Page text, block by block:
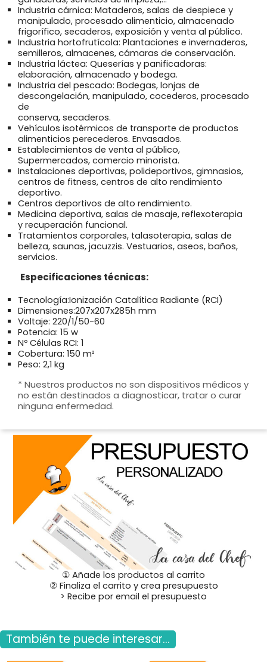
Industria cárnica: Mataderos, salas de despiece y
manipulado, procesado alimenticio, almacenado
frigorífico, secaderos, exposición y venta al público.
Industria hortofrutícola: Plantaciones e invernaderos,
semilleros, almacenes, cámaras de conservación.
Industria láctea: Queserías y panificadoras:
elaboración, almacenado y bodega.
Industria del pescado: Bodegas, lonjas de
descongelación, manipulado, cocederos, procesado
de
conserva, secaderos.
Vehículos isotérmicos de transporte de productos
alimenticios perecederos. Envasados.
Establecimientos de venta al público,
Supermercados, comercio minorista.
Instalaciones deportivas, polideportivos, gimnasios,
centros de fitness, centros de alto rendimiento
deportivo.
Centros deportivos de alto rendimiento.
Medicina deportiva, salas de masaje, reflexoterapia
y recuperación funcional.
Tratamientos corporales, talasoterapia, salas de
belleza, saunas, jacuzzis. Vestuarios, aseos, baños,
servicios.
Especificaciones técnicas:
Tecnología:Ionización Catalítica Radiante (RCI)
Dimensiones:207x207x285h mm
Voltaje: 220/1/50-60
Potencia: 15 w
Nº Células RCI: 1
Cobertura: 150 m²
Peso: 2,1 kg
* Nuestros productos no son dispositivos médicos y
no están destinados a diagnosticar, tratar o curar
ninguna enfermedad.
① Añade los productos al carrito
② Finaliza el carrito y crea presupuesto
> Recibe por email el presupuesto
También te puede interesar...